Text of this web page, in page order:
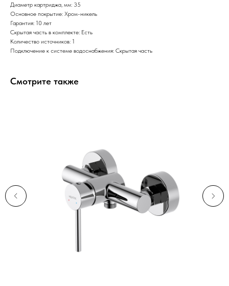
Диаметр картриджа, мм: 35
Основное покрытие: Хром-никель
Гарантия: 10 лет
Скрытая часть в комплекте: Есть
Количество источников: 1
Подключение к системе водоснабжения: Скрытая часть
Смотрите также